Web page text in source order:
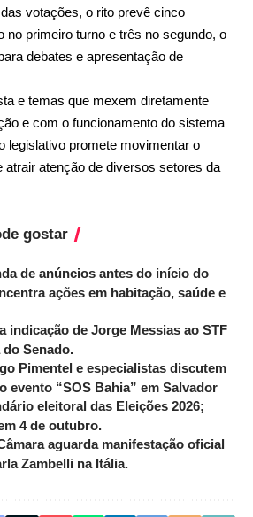
votações, o rito prevê cinco
no primeiro turno e três no segundo, o
debates e apresentação de
e temas que mexem diretamente
e com o funcionamento do sistema
legislativo promete movimentar o
atrair atenção de diversos setores da
gostar
de anúncios antes do início do
ações em habitação, saúde e
indicação de Jorge Messias ao STF
Senado.
Pimentel e especialistas discutem
evento “SOS Bahia” em Salvador
eleitoral das Eleições 2026;
4 de outubro.
aguarda manifestação oficial
Zambelli na Itália.